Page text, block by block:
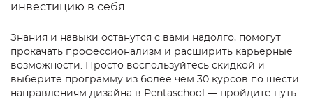
инвестицию в себя.
Знания и навыки останутся с вами надолго, помогут
прокачать профессионализм и расширить карьерные
возможности. Просто воспользуйтесь скидкой и
выберите программу из более чем 30 курсов по шести
направлениям дизайна в Pentaschool — пройдите путь